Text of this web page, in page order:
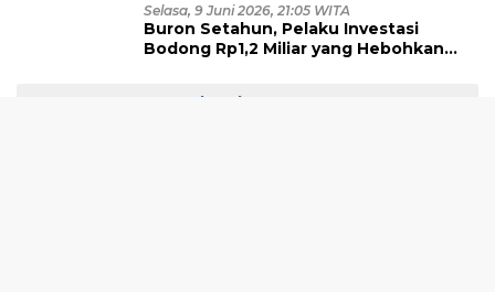
Selasa, 9 Juni 2026, 21:05 WITA
Buron Setahun, Pelaku Investasi
Bodong Rp1,2 Miliar yang Hebohkan
Selengkapnya